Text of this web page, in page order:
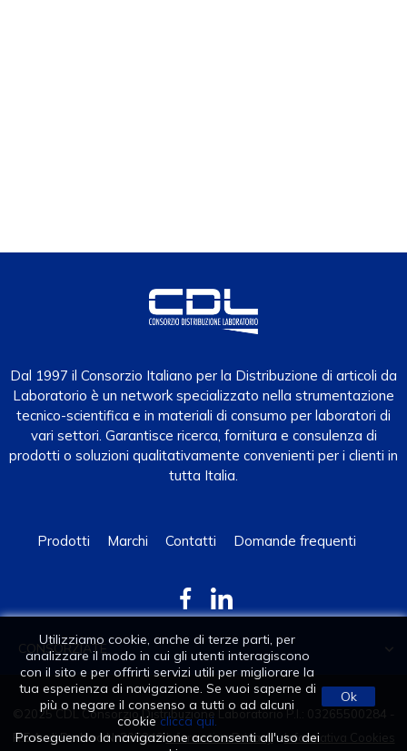
Dal 1997 il Consorzio Italiano per la Distribuzione di articoli da
Laboratorio è un network specializzato nella strumentazione
tecnico-scientifica e in materiali di consumo per laboratori di
vari settori. Garantisce ricerca, fornitura e consulenza di
prodotti o soluzioni qualitativamente convenienti per i clienti in
tutta Italia.
Prodotti Marchi Contatti Domande frequenti
CONSORZIATE 
Utilizziamo cookie, anche di terze parti, per
analizzare il modo in cui gli utenti interagiscono
con il sito e per offrirti servizi utili per migliorare la
tua esperienza di navigazione. Se vuoi saperne di
più o negare il consenso a tutti o ad alcuni
cookie clicca qui.
Proseguendo la navigazione acconsenti all'uso dei
Ok
©2025 CDL Consorzio Distribuzione Laboratorio P.I.: 03265500284 -
R.E.A. di Padova N. 295249Informativa Privacy-Informativa Cookies